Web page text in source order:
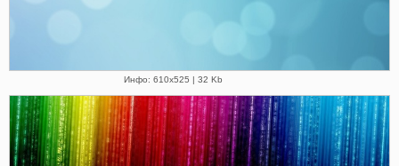
Инфо: 610х525 | 32 Kb